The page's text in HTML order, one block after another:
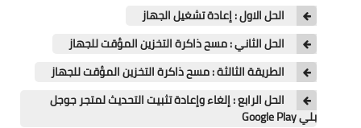
فيسبوك
بلوجر
الحل الاول : إعادة تشغيل الجهاز
الحل الثاني : مسح ذاكرة التخزين المؤقت للجهاز
الطريقة الثالثة : مسح ذاكرة التخزين المؤقت للجهاز
الحل الرابع : إلغاء وإعادة تثبيت التحديث لمتجر جوجل
بلي Google Play